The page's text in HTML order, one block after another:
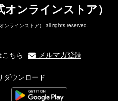
ンラインストア）
ンラインストア） all rights reserved.
ちら メルマガ登録
ダウンロード